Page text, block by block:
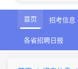
首页 招考信息
各省招聘日报